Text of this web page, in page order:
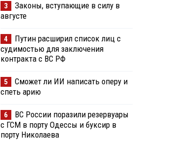
3
Законы, вступающие в силу в
августе
4
Путин расширил список лиц с
судимостью для заключения
контракта с ВС РФ
5
Сможет ли ИИ написать оперу и
спеть арию
6
ВС России поразили резервуары
с ГСМ в порту Одессы и буксир в
порту Николаева